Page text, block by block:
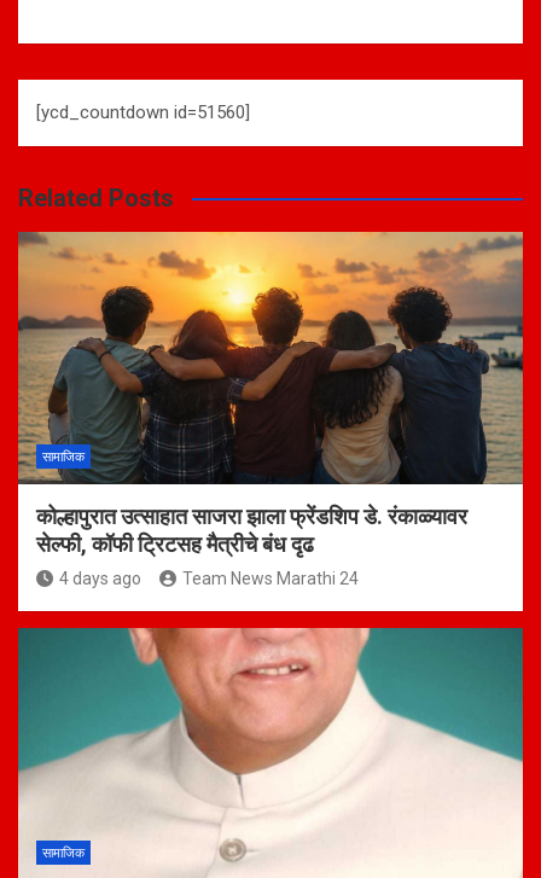
[ycd_countdown id=51560]
Related Posts
सामाजिक
कोल्हापुरात उत्साहात साजरा झाला फ्रेंडशिप डे. रंकाळ्यावर
सेल्फी, कॉफी ट्रिटसह मैत्रीचे बंध दृढ
4 days ago Team News Marathi 24
सामाजिक